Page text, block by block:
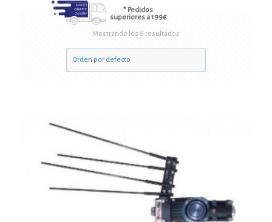
* Pedidos
superiores a 199€
Mostrando los 8 resultados